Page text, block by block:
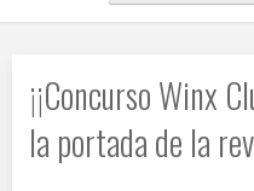
¡¡Concurso Winx
la portada de la